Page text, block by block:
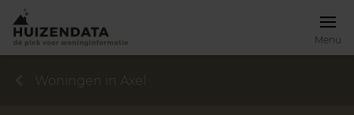
Menu
Woningen in Axel